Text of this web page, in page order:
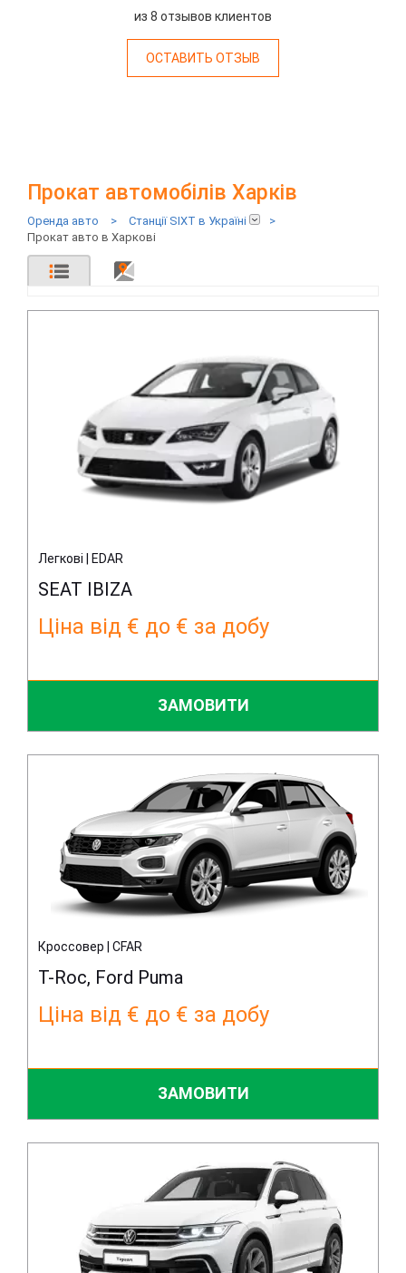
из 8 отзывов клиентов
ОСТАВИТЬ ОТЗЫВ
Прокат автомобілів Харків
Оренда авто > Станції SIXT в Україні
>
Прокат авто в Харкові
Легкові | EDAR
SEAT IBIZA
Ціна від € до € за добу
ЗАМОВИТИ
Кроссовер | CFAR
T-Roc, Ford Puma
Ціна від € до € за добу
ЗАМОВИТИ